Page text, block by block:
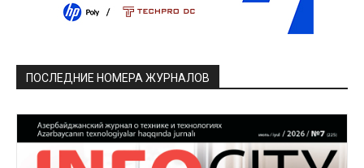
ПОСЛЕДНИЕ НОМЕРА ЖУРНАЛОВ